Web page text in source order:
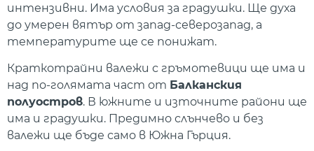
интензивни. Има условия за градушки. Ще духа
до умерен вятър от запад-северозапад, а
температурите ще се понижат.
Краткотрайни валежи с гръмотевици ще има и
над по-голямата част от Балканския
полуостров. В южните и източните райони ще
има и градушки. Предимно слънчево и без
валежи ще бъде само в Южна Гърция.